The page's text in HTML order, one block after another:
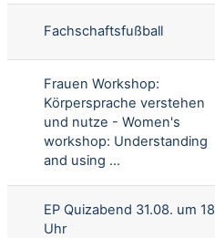
Fachschaftsfußball
Frauen Workshop:
Körpersprache verstehen
und nutze - Women's
workshop: Understanding
and using ...
EP Quizabend 31.08. um 18
Uhr